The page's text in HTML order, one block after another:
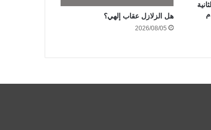
هل الزلازل عقاب إلهي؟
2026/08/05